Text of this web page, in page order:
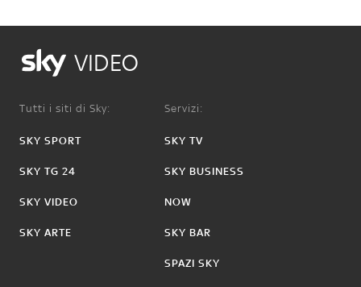
VIDEO
Tutti i siti di Sky:
SKY SPORT
SKY TG 24
SKY VIDEO
SKY ARTE
Servizi:
SKY TV
SKY BUSINESS
NOW
SKY BAR
SPAZI SKY